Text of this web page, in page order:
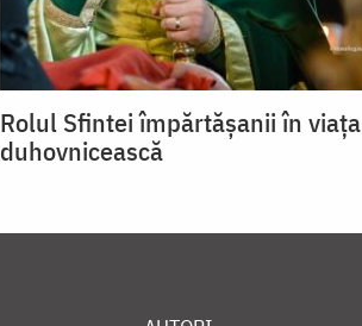
Rolul Sfintei împărtăşanii în viaţa
duhov­nicească